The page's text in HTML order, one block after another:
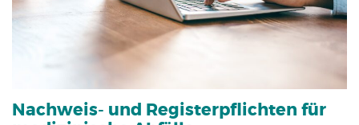
Nachweis- und Registerpflichten für